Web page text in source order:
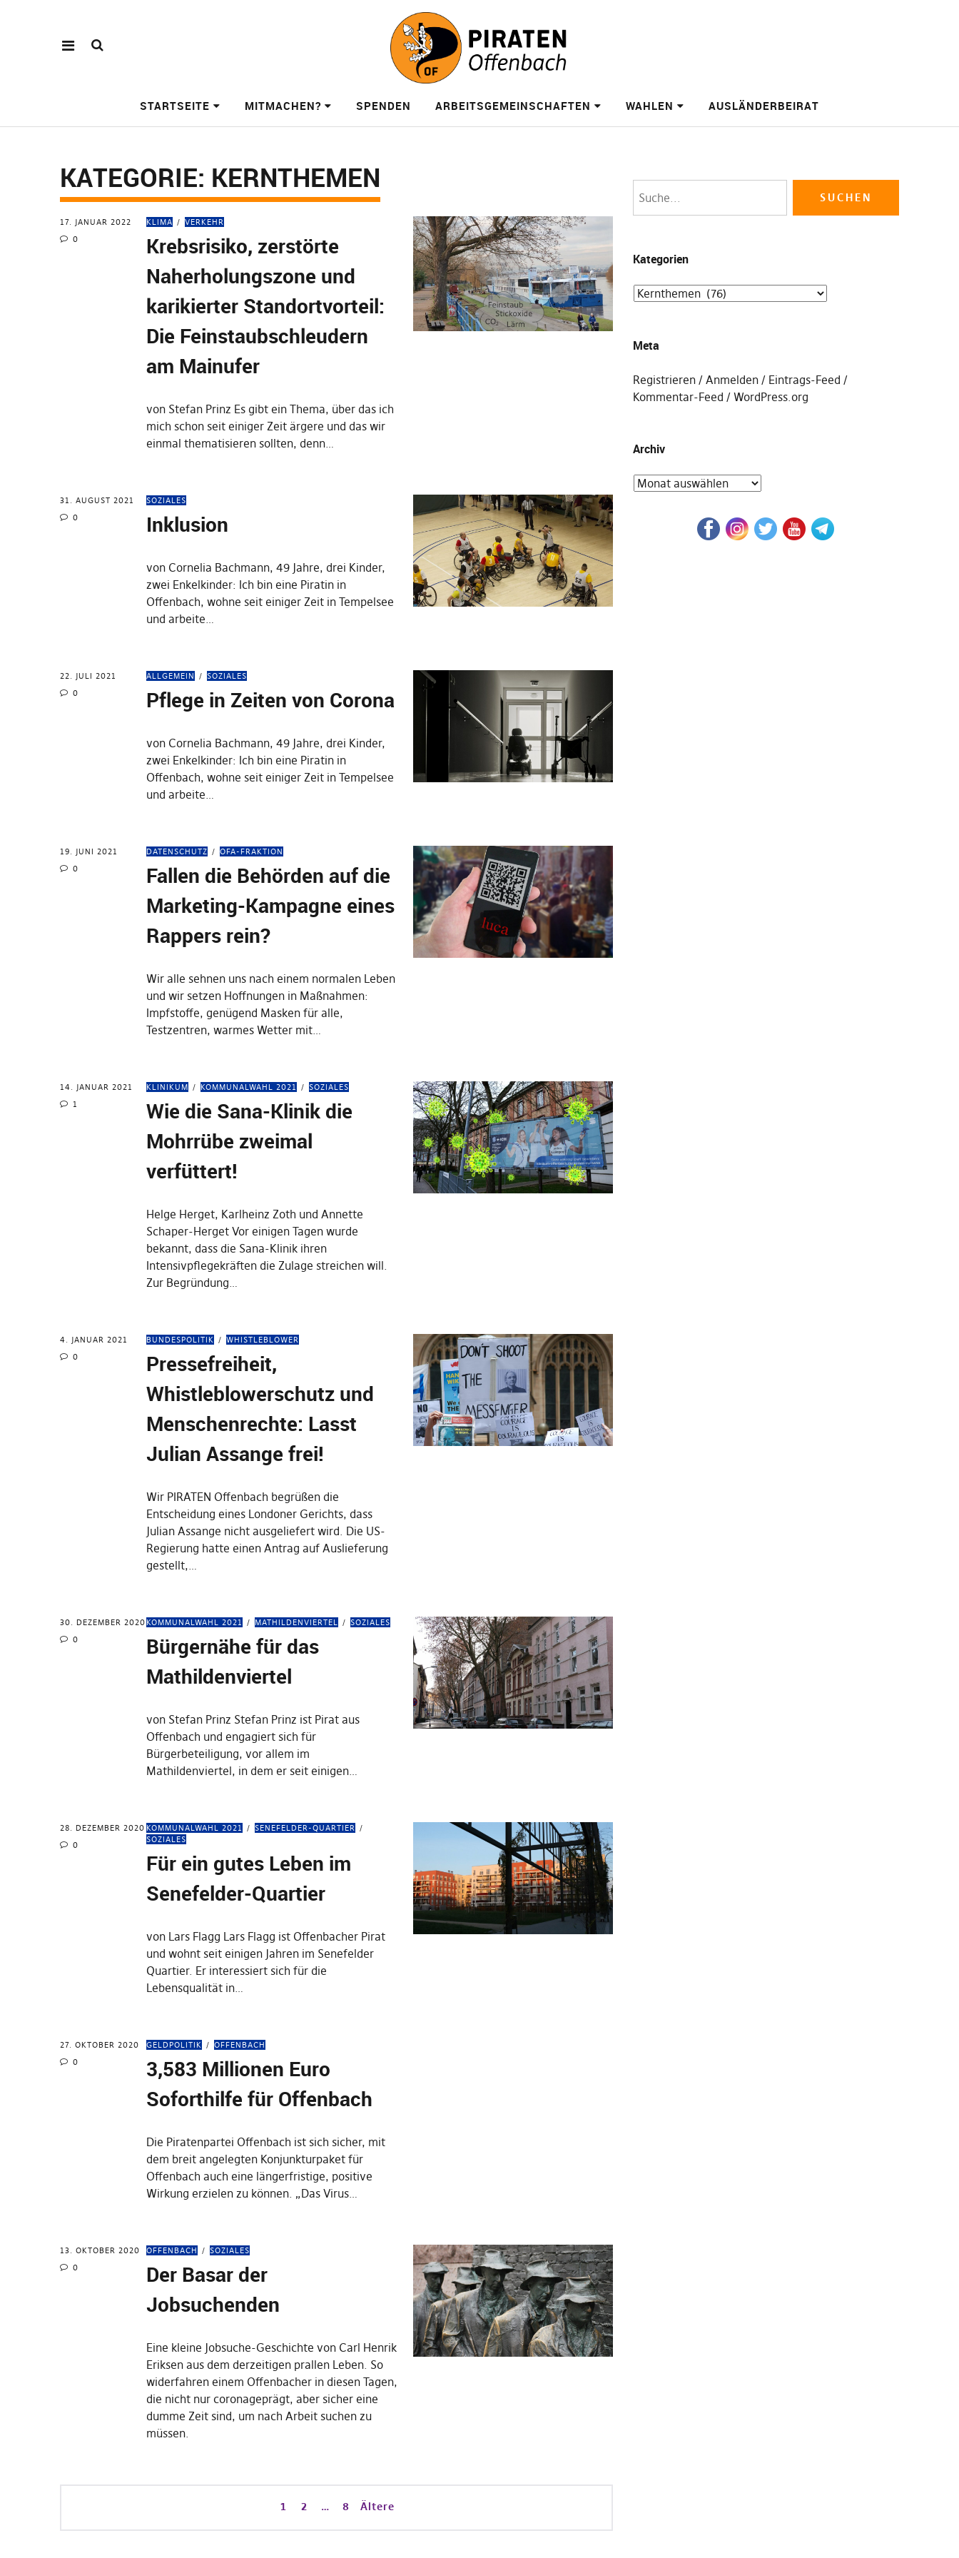
STARTSEITE MITMACHEN? SPENDEN ARBEITSGEMEINSCHAFTEN WAHLEN AUSLÄNDERBEIRAT
KATEGORIE: KERNTHEMEN
17. JANUAR 2022
0
KLIMA VERKEHR
Krebsrisiko, zerstörte
Naherholungszone und
karikierter Standortvorteil:
Die Feinstaubschleudern
am Mainufer
von Stefan Prinz Es gibt ein Thema, über das ich
mich schon seit einiger Zeit ärgere und das wir
einmal thematisieren sollten, denn…
31. AUGUST 2021
0
SOZIALES
Inklusion
von Cornelia Bachmann, 49 Jahre, drei Kinder,
zwei Enkelkinder: Ich bin eine Piratin in
Offenbach, wohne seit einiger Zeit in Tempelsee
und arbeite…
22. JULI 2021
0
ALLGEMEIN SOZIALES
Pflege in Zeiten von Corona
von Cornelia Bachmann, 49 Jahre, drei Kinder,
zwei Enkelkinder: Ich bin eine Piratin in
Offenbach, wohne seit einiger Zeit in Tempelsee
und arbeite…
19. JUNI 2021
0
DATENSCHUTZ OFA-FRAKTION
Fallen die Behörden auf die
Marketing-Kampagne eines
Rappers rein?
Wir alle sehnen uns nach einem normalen Leben
und wir setzen Hoffnungen in Maßnahmen:
Impfstoffe, genügend Masken für alle,
Testzentren, warmes Wetter mit…
14. JANUAR 2021
1
KLINIKUM KOMMUNALWAHL 2021 SOZIALES
Wie die Sana-Klinik die
Mohrrübe zweimal
verfüttert!
Helge Herget, Karlheinz Zoth und Annette
Schaper-Herget Vor einigen Tagen wurde
bekannt, dass die Sana-Klinik ihren
Intensivpflegekräften die Zulage streichen will.
Zur Begründung…
4. JANUAR 2021
0
BUNDESPOLITIK WHISTLEBLOWER
Pressefreiheit,
Whistleblowerschutz und
Menschenrechte: Lasst
Julian Assange frei!
Wir PIRATEN Offenbach begrüßen die
Entscheidung eines Londoner Gerichts, dass
Julian Assange nicht ausgeliefert wird. Die US-
Regierung hatte einen Antrag auf Auslieferung
gestellt,…
30. DEZEMBER 2020
0
KOMMUNALWAHL 2021 MATHILDENVIERTEL SOZIALES
Bürgernähe für das
Mathildenviertel
von Stefan Prinz Stefan Prinz ist Pirat aus
Offenbach und engagiert sich für
Bürgerbeteiligung, vor allem im
Mathildenviertel, in dem er seit einigen…
28. DEZEMBER 2020
0
KOMMUNALWAHL 2021
SENEFELDER-QUARTIER
SOZIALES
Für ein gutes Leben im
Senefelder-Quartier
von Lars Flagg Lars Flagg ist Offenbacher Pirat
und wohnt seit einigen Jahren im Senefelder
Quartier. Er interessiert sich für die
Lebensqualität in…
27. OKTOBER 2020
0
GELDPOLITIK OFFENBACH
3,583 Millionen Euro
Soforthilfe für Offenbach
Die Piratenpartei Offenbach ist sich sicher, mit
dem breit angelegten Konjunkturpaket für
Offenbach auch eine längerfristige, positive
Wirkung erzielen zu können. „Das Virus…
13. OKTOBER 2020
0
OFFENBACH SOZIALES
Der Basar der
Jobsuchenden
Eine kleine Jobsuche-Geschichte von Carl Henrik
Eriksen aus dem derzeitigen prallen Leben. So
widerfahren einem Offenbacher in diesen Tagen,
die nicht nur coronageprägt, aber sicher eine
dumme Zeit sind, um nach Arbeit suchen zu
müssen.
1 2 … 8 Ältere
Kategorien
Meta
Registrieren Anmelden
Eintrags-Feed
Kommentar-Feed
WordPress.org
Archiv